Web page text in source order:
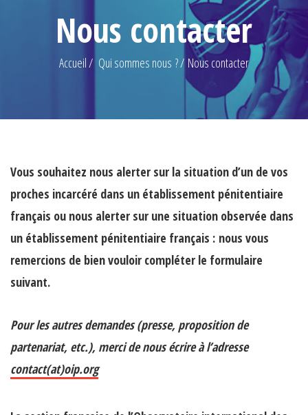
Nous contacter
Accueil Qui sommes nous ? Nous contacter
Vous souhaitez nous alerter sur la situation d’un de vos
proches incarcéré dans un établissement pénitentiaire
français ou nous alerter sur une situation observée dans
un établissement pénitentiaire français : nous vous
remercions de bien vouloir compléter le formulaire
suivant.
Pour les autres demandes (presse, proposition de
partenariat, etc.), merci de nous écrire à l’adresse
contact(at)oip.org